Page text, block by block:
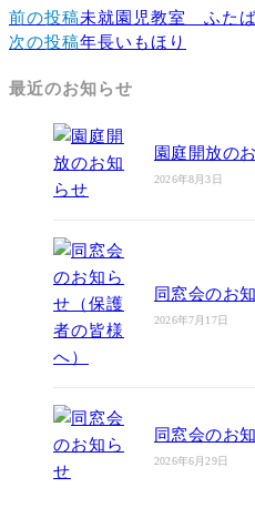
前の投稿未就園児教室 ふた
次の投稿年長いもほり
最近のお知らせ
園庭開放の
2026年8月3日
同窓会のお
2026年7月17日
同窓会のお
2026年6月29日